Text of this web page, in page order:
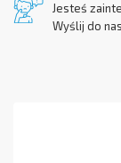
Jesteś
Wyślij do